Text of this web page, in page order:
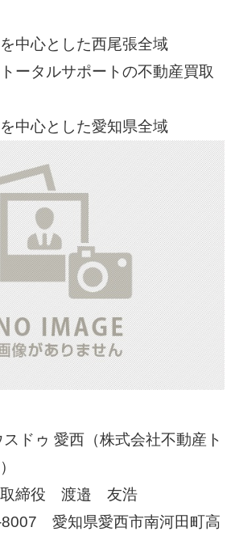
中心とした西尾張全域
ータルサポートの不動産買取
中心とした愛知県全域
愛西（株式会社不動産ト
締役 渡邉 友浩
愛知県愛西市南河田町高